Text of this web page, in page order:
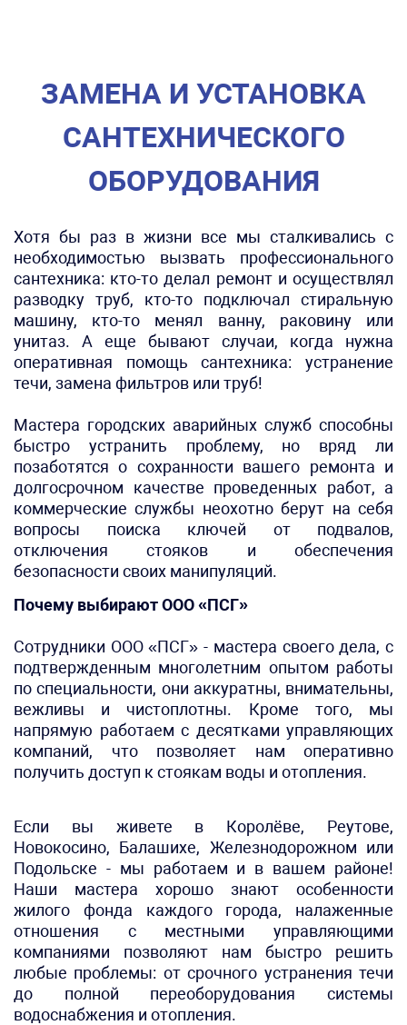
ЗАМЕНА И УСТАНОВКА
САНТЕХНИЧЕСКОГО
ОБОРУДОВАНИЯ
Хотя бы раз в жизни все мы сталкивались с
необходимостью вызвать профессионального
сантехника: кто-то делал ремонт и осуществлял
разводку труб, кто-то подключал стиральную
машину, кто-то менял ванну, раковину или
унитаз. А еще бывают случаи, когда нужна
оперативная помощь сантехника: устранение
течи, замена фильтров или труб!
Мастера городских аварийных служб способны
быстро устранить проблему, но вряд ли
позаботятся о сохранности вашего ремонта и
долгосрочном качестве проведенных работ, а
коммерческие службы неохотно берут на себя
вопросы поиска ключей от подвалов,
отключения стояков и обеспечения
безопасности своих манипуляций.
Почему выбирают ООО «ПСГ»
Сотрудники ООО «ПСГ» - мастера своего дела, с
подтвержденным многолетним опытом работы
по специальности, они аккуратны, внимательны,
вежливы и чистоплотны. Кроме того, мы
напрямую работаем с десятками управляющих
компаний, что позволяет нам оперативно
получить доступ к стоякам воды и отопления.
Если вы живете в Королёве, Реутове,
Новокосино, Балашихе, Железнодорожном или
Подольске - мы работаем и в вашем районе!
Наши мастера хорошо знают особенности
жилого фонда каждого города, налаженные
отношения с местными управляющими
компаниями позволяют нам быстро решить
любые проблемы: от срочного устранения течи
до полной переоборудования системы
водоснабжения и отопления.